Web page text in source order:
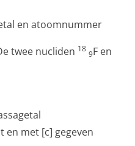
en atoomnummer
twee nucliden 18
9F en
en met [c] gegeven